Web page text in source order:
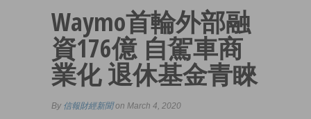
Waymo首輪外部融
資176億 自駕車商
業化 退休基金青睞
By 信報財經新聞on March 4, 2020